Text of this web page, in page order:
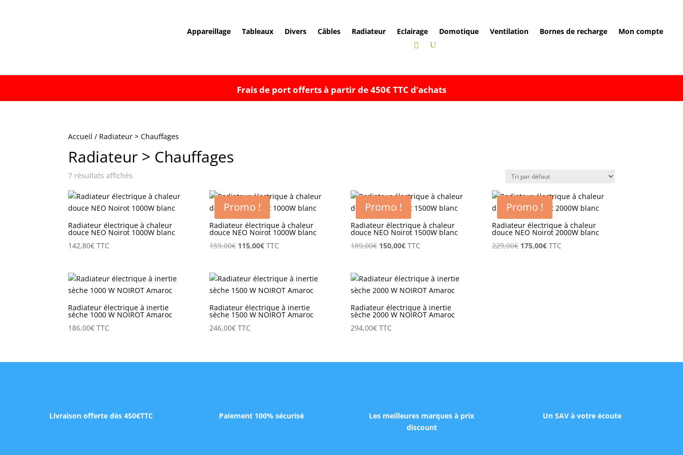
Appareillage Tableaux Divers Câbles Radiateur Eclairage Domotique Ventilation Bornes de recharge Mon compte
Frais de port offerts à partir de 450€ TTC d’achats
Accueil / Radiateur > Chauffages
Radiateur > Chauffages
7 résultats affichés
Radiateur électrique à chaleur
douce NEO Noirot 1000W blanc
142,80€ TTC
Promo !
Radiateur électrique à chaleur
douce NEO Noirot 1000W blanc
159,00€ Le
était :
159,00€.
115,00€Le
est :
115,00€.
TTC
Promo !
Radiateur électrique à chaleur
douce NEO Noirot 1500W blanc
189,00€ Le
était :
189,00€.
150,00€Le
est :
150,00€.
TTC
Promo !
Radiateur électrique à chaleur
douce NEO Noirot 2000W blanc
229,00€ Le
175,00€Le
TTC
Radiateur électrique à inertie
sèche 1000 W NOIROT Amaroc
186,00€ TTC
Radiateur électrique à inertie
sèche 1500 W NOIROT Amaroc
246,00€ TTC
Radiateur électrique à inertie
sèche 2000 W NOIROT Amaroc
294,00€ TTC
Livraison offerte dès 450€TTC Paiement 100% sécurisé
Les meilleures marques à prix
discount
Un SAV à votre écoute